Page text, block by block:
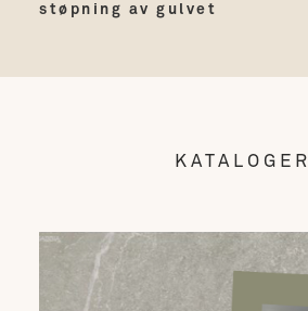
støpning av gulvet
KATALOGER